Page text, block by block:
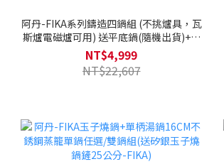
阿丹-FIKA系列鑄造四鍋組 (不挑爐具，瓦
斯爐電磁爐可用) 送平底鍋(隨機出貨)+矽
銀配件+烘焙三件組+多用鍋蓋
NT$4,999
NT$22,607